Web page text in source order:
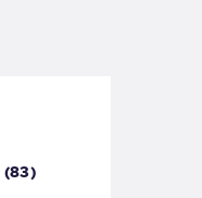
(83)